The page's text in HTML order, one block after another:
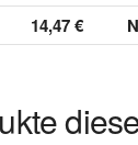
14,47 €